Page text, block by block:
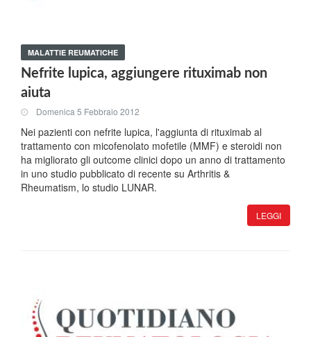
MALATTIE REUMATICHE
Nefrite lupica, aggiungere rituximab non
aiuta
Domenica 5 Febbraio 2012
Nei pazienti con nefrite lupica, l'aggiunta di rituximab al
trattamento con micofenolato mofetile (MMF) e steroidi non
ha migliorato gli outcome clinici dopo un anno di trattamento
in uno studio pubblicato di recente su Arthritis &
Rheumatism, lo studio LUNAR.
LEGGI